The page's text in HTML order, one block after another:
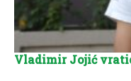
Vladimir Jojić